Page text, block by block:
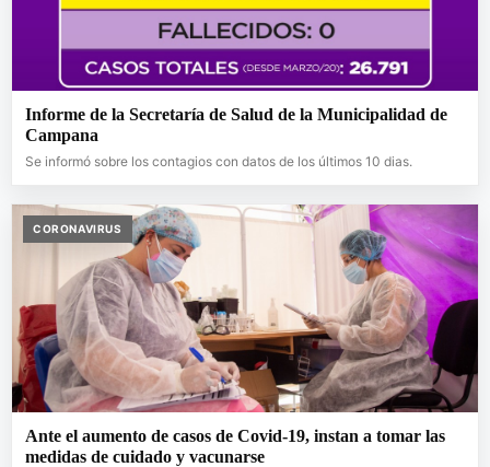
Informe de la Secretaría de Salud de la Municipalidad de
Campana
Se informó sobre los contagios con datos de los últimos 10 dias.
CORONAVIRUS
Ante el aumento de casos de Covid-19, instan a tomar las
medidas de cuidado y vacunarse